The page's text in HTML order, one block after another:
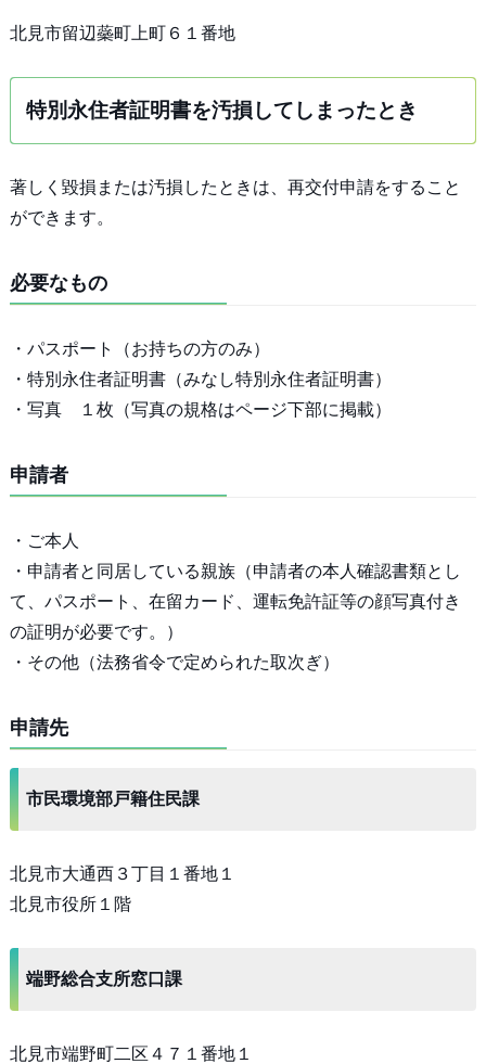
北見市留辺蘂町上町６１番地
特別永住者証明書を汚損してしまったとき
著しく毀損または汚損したときは、再交付申請をすること
ができます。
必要なもの
・パスポート（お持ちの方のみ）
・特別永住者証明書（みなし特別永住者証明書）
・写真 １枚（写真の規格はページ下部に掲載）
申請者
・ご本人
・申請者と同居している親族（申請者の本人確認書類とし
て、パスポート、在留カード、運転免許証等の顔写真付き
の証明が必要です。）
・その他（法務省令で定められた取次ぎ）
申請先
市民環境部戸籍住民課
北見市大通西３丁目１番地１
北見市役所１階
端野総合支所窓口課
北見市端野町二区４７１番地１